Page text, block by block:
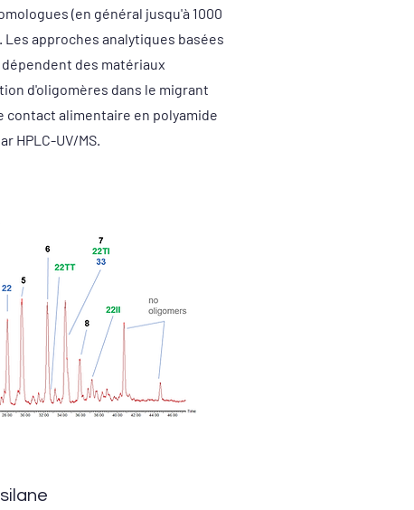
(en général jusqu'à 1000
approches analytiques basées
des matériaux
d'oligomères dans le migrant
contact alimentaire en polyamide
HPLC-UV/MS.